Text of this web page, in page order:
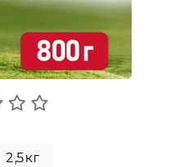
2,5кг